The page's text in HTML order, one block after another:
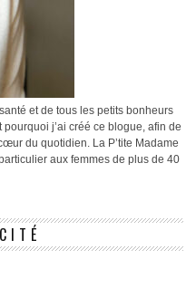
et de tous les petits bonheurs
j’ai créé ce blogue, afin de
du quotidien. La P’tite Madame
aux femmes de plus de 40